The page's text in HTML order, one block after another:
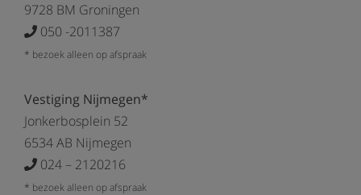
9728 BM Groningen
050 -2011387
* bezoek alleen op afspraak
Vestiging Nijmegen*
Jonkerbosplein 52
6534 AB Nijmegen
024 – 2120216
* bezoek alleen op afspraak